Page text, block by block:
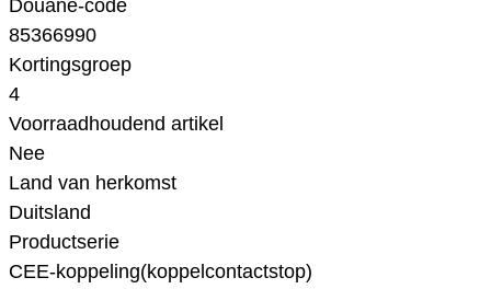
Douane-code
85366990
Kortingsgroep
4
Voorraadhoudend artikel
Nee
Land van herkomst
Duitsland
Productserie
CEE-koppeling(koppelcontactstop)